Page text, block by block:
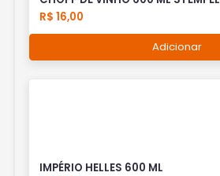
R$ 16,00
Adicionar
IMPÉRIO HELLES 600 ML